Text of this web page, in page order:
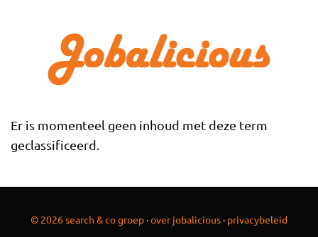
Er is momenteel geen inhoud met deze term
geclassificeerd.
© 2026 search & co groep ·over jobalicious · privacybeleid